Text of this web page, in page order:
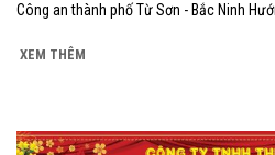
Công an thành phố Từ Sơn - Bắc Ninh
XEM THÊM